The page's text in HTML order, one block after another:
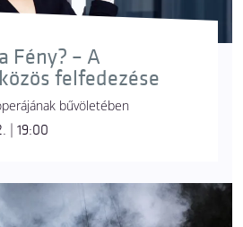
Fény? – A
felfedezése
bűvöletében
| 19:00